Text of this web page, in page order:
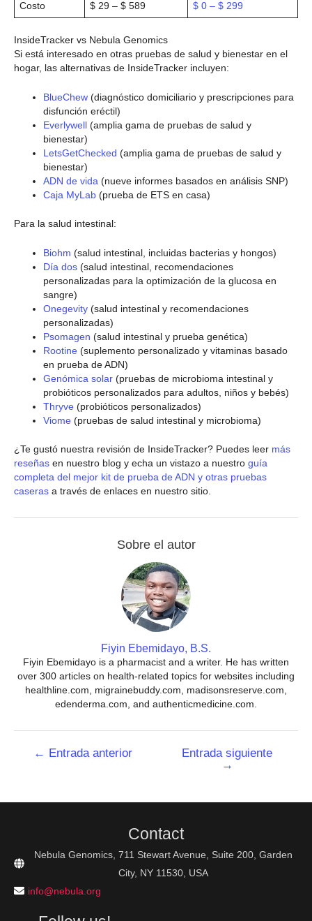
Costo $ 29 – $ 589 $ 0 – $ 299
InsideTracker vs Nebula Genomics
Si está interesado en otras pruebas de salud y bienestar en el
hogar, las alternativas de InsideTracker incluyen:
BlueChew (diagnóstico domiciliario y prescripciones para
disfunción eréctil)
Everlywell (amplia gama de pruebas de salud y
bienestar)
LetsGetChecked (amplia gama de pruebas de salud y
bienestar)
ADN de vida (nueve informes basados en análisis SNP)
Caja MyLab (prueba de ETS en casa)
Para la salud intestinal:
Biohm (salud intestinal, incluidas bacterias y hongos)
Día dos (salud intestinal, recomendaciones
personalizadas para la optimización de la glucosa en
sangre)
Onegevity (salud intestinal y recomendaciones
personalizadas)
Psomagen (salud intestinal y prueba genética)
Rootine (suplemento personalizado y vitaminas basado
en prueba de ADN)
Genómica solar (pruebas de microbioma intestinal y
probióticos personalizados para adultos, niños y bebés)
Thryve (probióticos personalizados)
Viome (pruebas de salud intestinal y microbioma)
¿Te gustó nuestra revisión de InsideTracker? Puedes leer más
reseñas en nuestro blog y echa un vistazo a nuestro guía
completa del mejor kit de prueba de ADN y otras pruebas
caseras a través de enlaces en nuestro sitio.
Sobre el autor
Fiyin Ebemidayo, B.S.
Fiyin Ebemidayo is a pharmacist and a writer. He has written
over 300 articles on health-related topics for websites including
healthline.com, migrainebuddy.com, madisonsreserve.com,
edenderma.com, and authenticmedicine.com.
Navegación
← Entrada anterior
Entrada siguiente
→
Contact
Nebula Genomics, 711 Stewart Avenue, Suite 200, Garden
City, NY 11530, USA
info@nebula.org